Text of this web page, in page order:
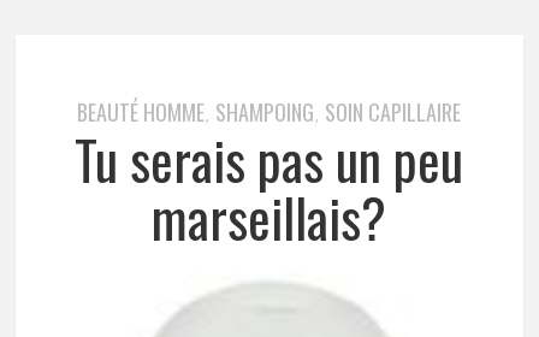
BEAUTÉ HOMME, SHAMPOING, SOIN CAPILLAIRE
Tu serais pas un peu
marseillais?